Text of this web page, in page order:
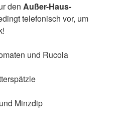
den Außer-Haus-
telefonisch vor, um
und Rucola
Minzdip